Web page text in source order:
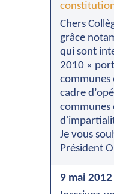
Chers
grâce
qui sont
2010 «
communes
cadre
communes
Je vous
Président
9 mai